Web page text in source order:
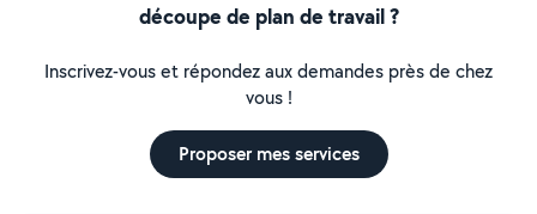
découpe de plan de travail ?
Inscrivez-vous et répondez aux demandes près de chez
vous !
Proposer mes services